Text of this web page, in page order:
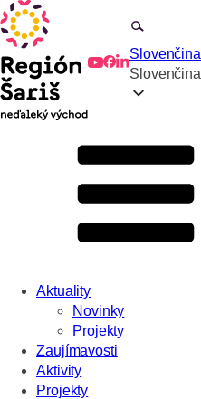
Slovenčina
Slovenčina
Aktuality
Novinky
Projekty
Zaujímavosti
Aktivity
Projekty